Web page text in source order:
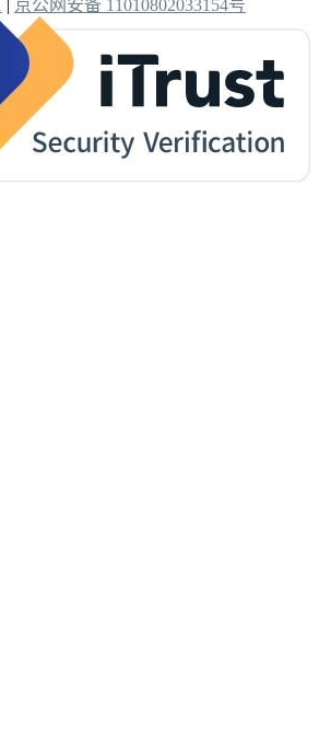
| 京公网安备 11010802033154号